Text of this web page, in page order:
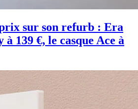
prix sur son refurb : Era
à 139 €, le casque Ace à